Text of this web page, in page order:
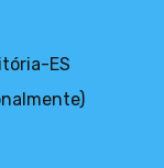
ES